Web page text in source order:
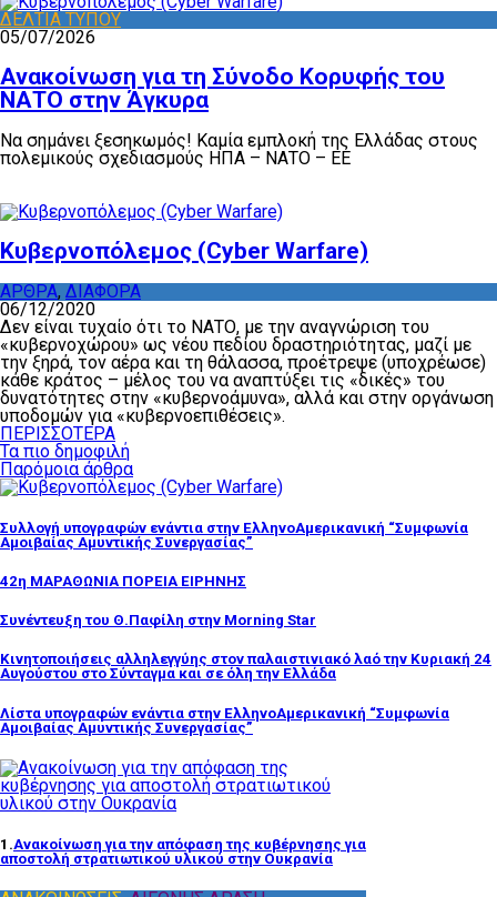
ΔΕΛΤΙΑ ΤΥΠΟΥ
05/07/2026
Ανακοίνωση για τη Σύνοδο Κορυφής του
ΝΑΤΟ στην Άγκυρα
Να σημάνει ξεσηκωμός! Καμία εμπλοκή της Ελλάδας στους
πολεμικούς σχεδιασμούς ΗΠΑ – ΝΑΤΟ – ΕΕ
Κυβερνοπόλεμος (Cyber Warfare)
ΑΡΘΡΑ, ΔΙΑΦΟΡΑ
06/12/2020
Δεν είναι τυχαίο ότι το ΝΑΤΟ, με την αναγνώριση του
«κυβερνοχώρου» ως νέου πεδίου δραστηριότητας, μαζί με
την ξηρά, τον αέρα και τη θάλασσα, προέτρεψε (υποχρέωσε)
κάθε κράτος – μέλος του να αναπτύξει τις «δικές» του
δυνατότητες στην «κυβερνοάμυνα», αλλά και στην οργάνωση
υποδομών για «κυβερνοεπιθέσεις».
ΠΕΡΙΣΣΟΤΕΡΑ
Τα πιο δημοφιλή
Παρόμοια άρθρα
Συλλογή υπογραφών ενάντια στην ΕλληνοΑμερικανική “Συμφωνία
Αμοιβαίας Αμυντικής Συνεργασίας”
42η ΜΑΡΑΘΩΝΙΑ ΠΟΡΕΙΑ ΕΙΡΗΝΗΣ
Συνέντευξη του Θ.Παφίλη στην Morning Star
Κινητοποιήσεις αλληλεγγύης στον παλαιστινιακό λαό την Κυριακή 24
Αυγούστου στο Σύνταγμα και σε όλη την Ελλάδα
Λίστα υπογραφών ενάντια στην ΕλληνοΑμερικανική “Συμφωνία
Αμοιβαίας Αμυντικής Συνεργασίας”
1.Ανακοίνωση για την απόφαση της κυβέρνησης για
αποστολή στρατιωτικού υλικού στην Ουκρανία